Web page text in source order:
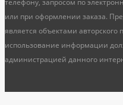
или при оформлении заказа.
является объектами
использование информации
администрацией данного